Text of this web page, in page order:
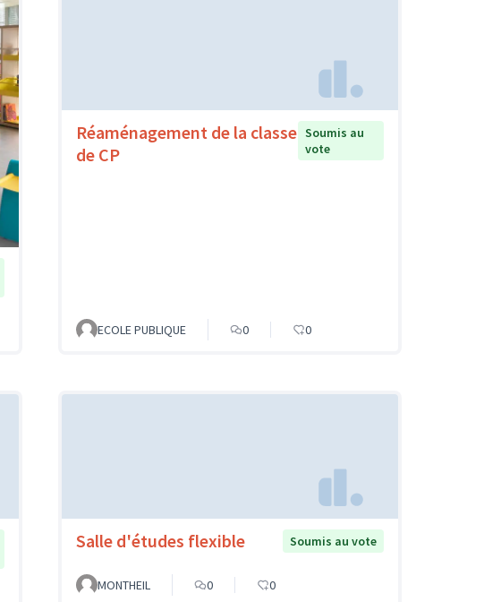
Réaménagement de la classe
de CP
Soumis au
vote
ECOLE PUBLIQUE 0 0
Salle d'études flexible Soumis au vote
MONTHEIL 0 0